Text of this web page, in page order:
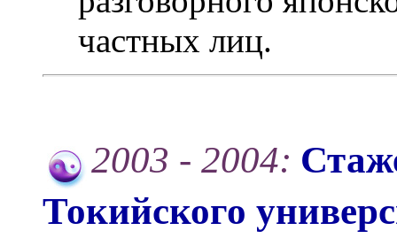
частных лиц.
2003 - 2004:
Токийского